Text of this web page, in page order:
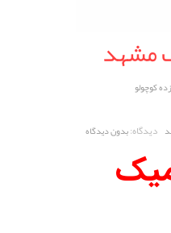
مشهد
کوچولو
دیدگاه:بدون دیدگاه